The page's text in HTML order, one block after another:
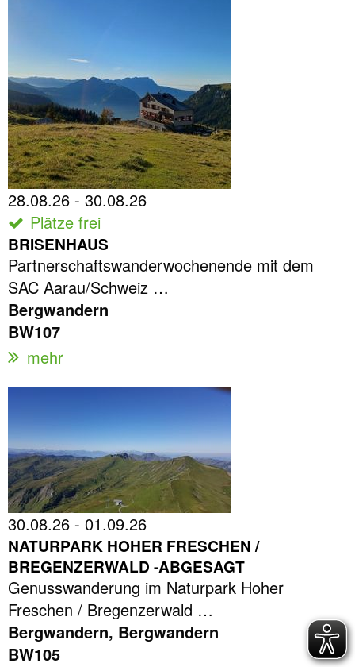
28.08.26 - 30.08.26
Plätze frei
BRISENHAUS
Partnerschaftswanderwochenende mit dem
SAC Aarau/Schweiz …
Bergwandern
BW107
mehr
30.08.26 - 01.09.26
NATURPARK HOHER FRESCHEN /
BREGENZERWALD -ABGESAGT
Genusswanderung im Naturpark Hoher
Freschen / Bregenzerwald …
Bergwandern, Bergwandern
BW105